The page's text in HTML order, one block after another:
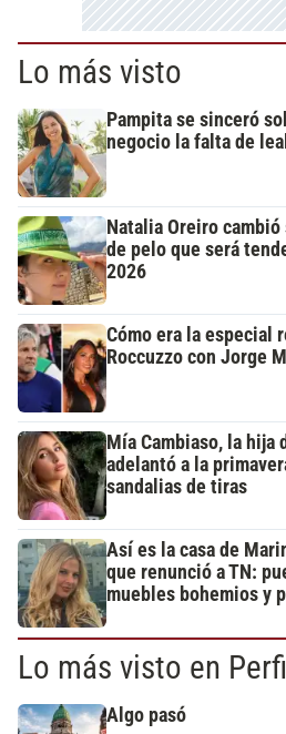
Lo más visto
Pampita se sinceró
negocio la falta de
Natalia Oreiro
de pelo que será
2026
Cómo era la especial
Roccuzzo con Jorge
Mía Cambiaso, la hija
adelantó a la
sandalias de tiras
Así es la casa de
que renunció a TN:
muebles bohemios y
Lo más visto en Perfil
Algo pasó